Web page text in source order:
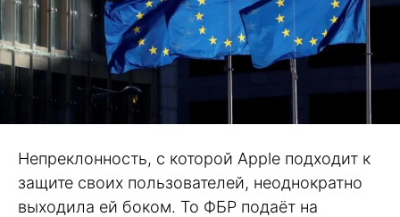
Непреклонность, с которой Apple подходит к
защите своих пользователей, неоднократно
выходила ей боком. То ФБР подаёт на